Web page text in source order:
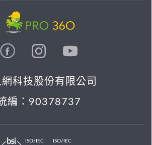
科技股份有限公司
編：90378737
ISO/IEC
ISO/IEC